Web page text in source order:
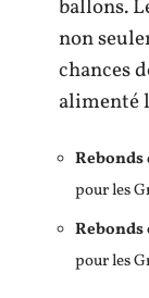
ballons.
non
chances
alimenté
pour les
pour les